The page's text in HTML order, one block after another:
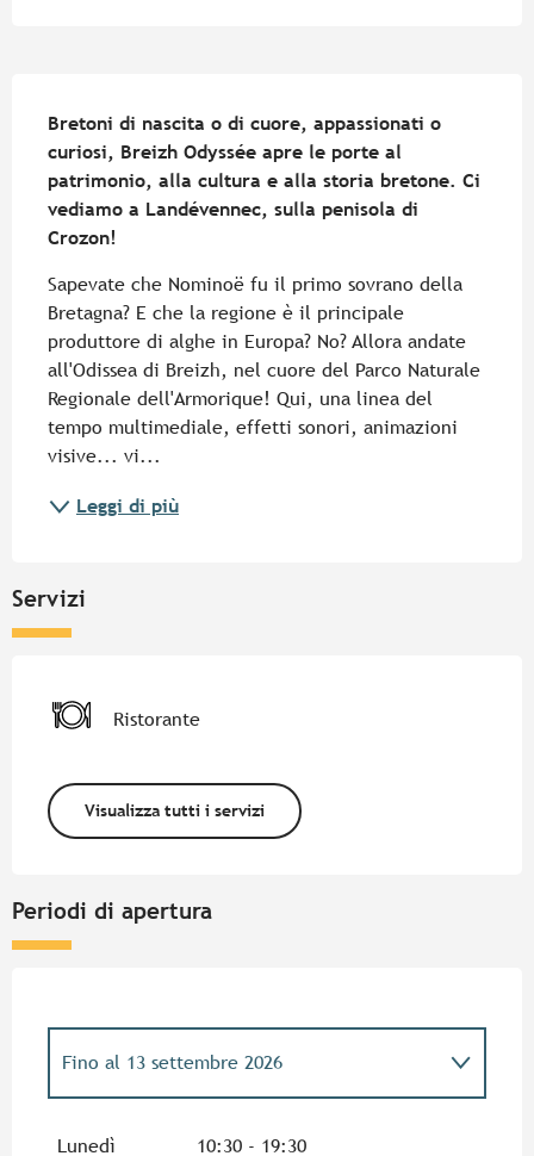
Bretoni di nascita o di cuore, appassionati o
curiosi, Breizh Odyssée apre le porte al
patrimonio, alla cultura e alla storia bretone. Ci
vediamo a Landévennec, sulla penisola di
Crozon!
Sapevate che Nominoë fu il primo sovrano della
Bretagna? E che la regione è il principale
produttore di alghe in Europa? No? Allora andate
all'Odissea di Breizh, nel cuore del Parco Naturale
Regionale dell'Armorique! Qui, una linea del
tempo multimediale, effetti sonori, animazioni
visive... vi...
Leggi di più
Servizi
Ristorante
Visualizza tutti i servizi
Periodi di apertura
1 gennaio 2026
Fino al 13 settembre 2026
Lunedì 10:30 - 19:30